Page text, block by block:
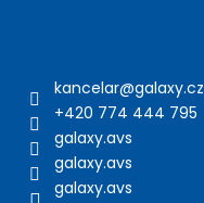
kancelar@galaxy.cz
+420 774 444 795
galaxy.avs
galaxy.avs
galaxy.avs